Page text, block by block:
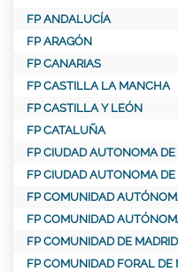
FP ANDALUCÍA
FP ARAGÓN
FP CANARIAS
FP CASTILLA LA MANCHA
FP CASTILLA Y LEÓN
FP CATALUÑA
FP CIUDAD AUTONOMA DE
FP CIUDAD AUTONOMA
FP COMUNIDAD
FP COMUNIDAD
FP COMUNIDAD DE MADRID
FP COMUNIDAD FORAL DE